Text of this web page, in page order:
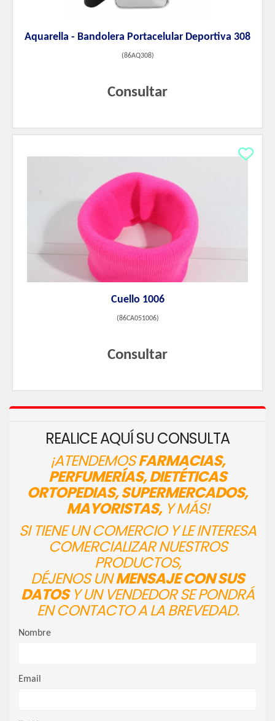
Aquarella - Bandolera Portacelular Deportiva 308
(86AQ308)
Consultar
Cuello 1006
(86CA051006)
Consultar
REALICE AQUÍ SU CONSULTA
¡ATENDEMOSFARMACIAS,
PERFUMERÍAS, DIETÉTICAS
ORTOPEDIAS, SUPERMERCADOS,
MAYORISTAS,Y MÁS!
SI TIENE UN COMERCIO Y LE INTERESA
COMERCIALIZAR NUESTROS
PRODUCTOS,
DÉJENOS UNMENSAJE CON SUS
DATOSY UN VENDEDOR SE PONDRÁ
EN CONTACTO A LA BREVEDAD.
Nombre
Email